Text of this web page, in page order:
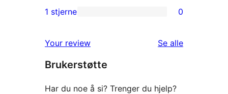
reviews
2-
reviews
star
reviews
1 stjerne 0
Your review Se alleomtalene
Brukerstøtte
Har du noe å si? Trenger du hjelp?